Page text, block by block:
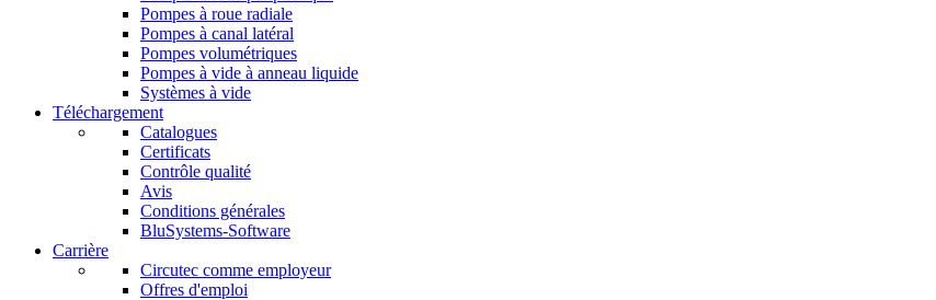
Pompes à roue radiale
Pompes à canal latéral
Pompes volumétriques
Pompes à vide à anneau liquide
Systèmes à vide
Téléchargement
Catalogues
Certificats
Contrôle qualité
Avis
Conditions générales
BluSystems-Software
Carrière
Circutec comme employeur
Offres d'emploi